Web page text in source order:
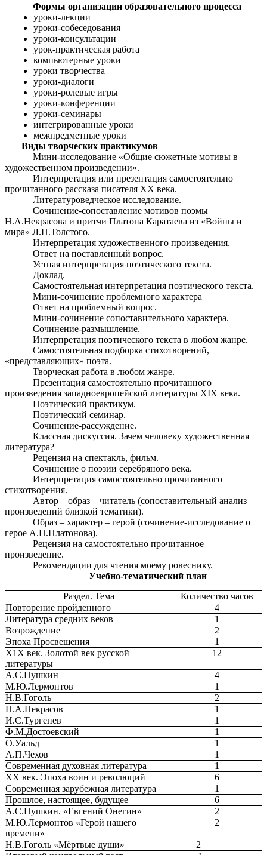
Формы организации образовательного процесса
уроки-лекции
уроки-собеседования
уроки-консультации
урок-практическая работа
компьютерные уроки
уроки творчества
уроки-диалоги
уроки-ролевые игры
уроки-конференции
уроки-семинары
интегрированные уроки
межпредметные уроки
Виды творческих практикумов
Мини-исследование «Общие сюжетные мотивы в
художественном произведении».
Интерпретация или презентация самостоятельно
прочитанного рассказа писателя XX века.
Литературоведческое исследование.
Сочинение-сопоставление мотивов поэмы
Н.А.Некрасова и притчи Платона Каратаева из «Войны и
мира» Л.Н.Толстого.
Интерпретация художественного произведения.
Ответ на поставленный вопрос.
Устная интерпретация поэтического текста.
Доклад.
Самостоятельная интерпретация поэтического текста.
Мини-сочинение проблемного характера
Ответ на проблемный вопрос.
Мини-сочинение сопоставительного характера.
Сочинение-размышление.
Интерпретация поэтического текста в любом жанре.
Самостоятельная подборка стихотворений,
«представляющих» поэта.
Творческая работа в любом жанре.
Презентация самостоятельно прочитанного
произведения западноевропейской литературы XІX века.
Поэтический практикум.
Поэтический семинар.
Сочинение-рассуждение.
Классная дискуссия. Зачем человеку художественная
литература?
Рецензия на спектакль, фильм.
Сочинение о поэзии серебряного века.
Интерпретация самостоятельно прочитанного
стихотворения.
Автор – образ – читатель (сопоставительный анализ
произведений близкой тематики).
Образ – характер – герой (сочинение-исследование о
герое А.П.Платонова).
Рецензия на самостоятельно прочитанное
произведение.
Рекомендации для чтения моему ровеснику.
Учебно-тематический план
Раздел. Тема
Количество часов
Повторение пройденного
4
Литература средних веков
1
Возрождение
2
Эпоха Просвещения
1
Х1Х век. Золотой век русской
литературы
12
А.С.Пушкин
4
М.Ю.Лермонтов
1
Н.В.Гоголь
2
Н.А.Некрасов
1
И.С.Тургенев
1
Ф.М.Достоевский
1
О.Уальд
1
А.П.Чехов
1
Современная духовная литература
1
ХХ век. Эпоха воин и революций
6
Современная зарубежная литература
1
Прошлое, настоящее, будущее
6
А.С.Пушкин. «Евгений Онегин»
2
М.Ю.Лермонтов «Герой нашего
времени»
2
Н.В.Гоголь «Мёртвые души»
2